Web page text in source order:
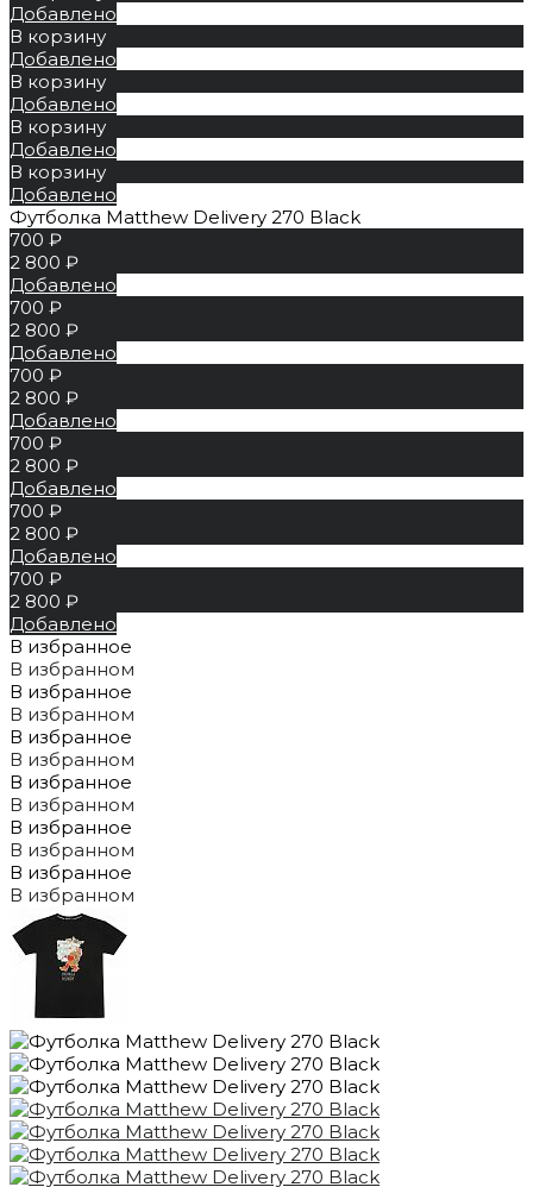
Добавлено
В корзину
Добавлено
В корзину
Добавлено
В корзину
Добавлено
В корзину
Добавлено
Футболка Matthew Delivery 270 Black
700 ₽
2 800 ₽
Добавлено
700 ₽
2 800 ₽
Добавлено
700 ₽
2 800 ₽
Добавлено
700 ₽
2 800 ₽
Добавлено
700 ₽
2 800 ₽
Добавлено
700 ₽
2 800 ₽
Добавлено
В избранное
В избранном
В избранное
В избранном
В избранное
В избранном
В избранное
В избранном
В избранное
В избранном
В избранное
В избранном